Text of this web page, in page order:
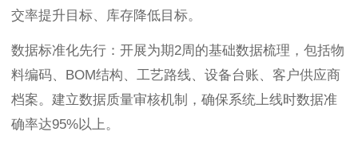
交率提升目标、库存降低目标。
数据标准化先行：开展为期2周的基础数据梳理，包括物
料编码、BOM结构、工艺路线、设备台账、客户供应商
档案。建立数据质量审核机制，确保系统上线时数据准
确率达95%以上。